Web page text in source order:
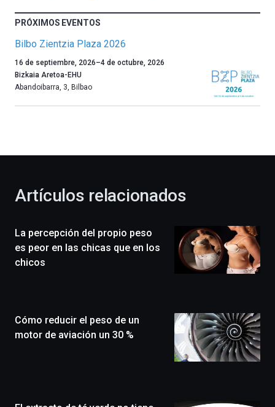
PRÓXIMOS EVENTOS
Bilbo Zientzia Plaza 2026
Un
año
más,
celebración
novena
edición
de
un
festival
16 de septiembre, 2026–4 de octubre, 2026
Bizkaia Aretoa-EHU
Abandoibarra, 3 Bilbao
Artículos relacionados
La percepción del propio peso
es peor en las chicas que en los
chicos
Cómo reducir el peso de un
motor de aviación un 30 %